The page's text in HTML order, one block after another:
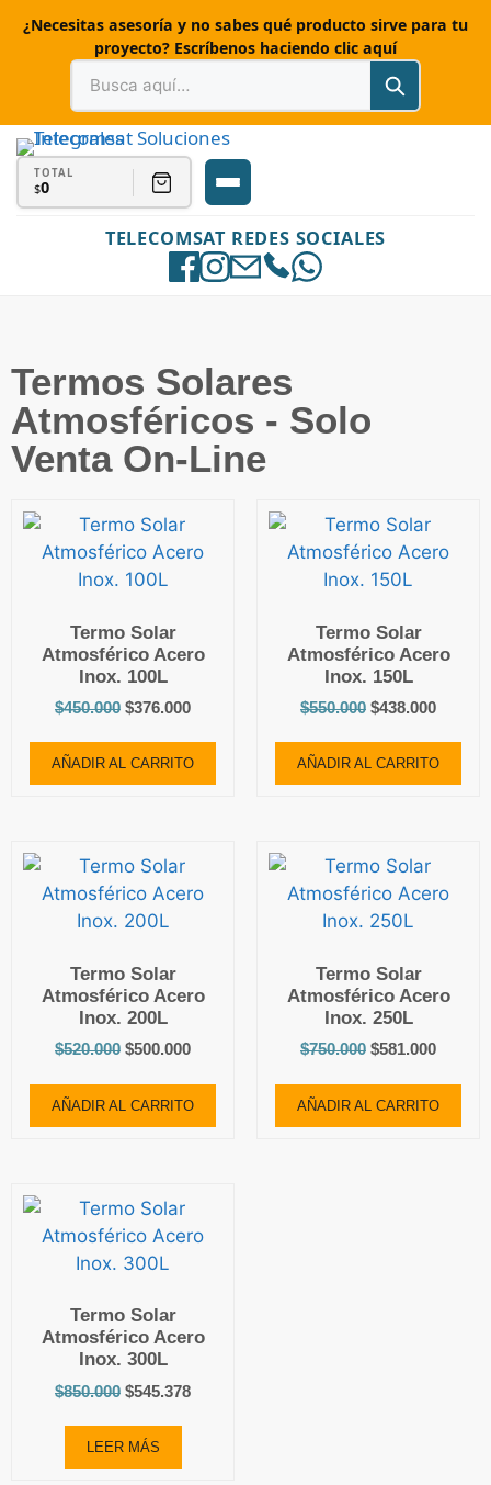
¿Necesitas asesoría y no sabes qué producto sirve para tu
proyecto? Escríbenos haciendo clic aquí
TELECOMSAT REDES SOCIALES
TOTAL
$0
Termos Solares
Atmosféricos - Solo
Venta On-Line
Termo Solar
Atmosférico Acero
Inox. 100L
$450.000 $376.000
AÑADIR AL CARRITO
Termo Solar
Atmosférico Acero
Inox. 150L
$550.000 $438.000
AÑADIR AL CARRITO
Termo Solar
Atmosférico Acero
Inox. 200L
$520.000 $500.000
AÑADIR AL CARRITO
Termo Solar
Atmosférico Acero
Inox. 250L
$750.000 $581.000
AÑADIR AL CARRITO
Termo Solar
Atmosférico Acero
Inox. 300L
$850.000 $545.378
LEER MÁS